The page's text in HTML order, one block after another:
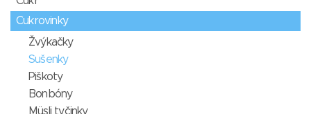
Cukrovinky
Žvýkačky
Sušenky
Piškoty
Bonbóny
Müsli tyčinky